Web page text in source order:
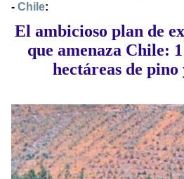
- Chile:
El ambicioso plan de
que amenaza Chile:
hectáreas de